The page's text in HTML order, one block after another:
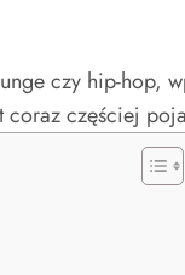
czy hip-
częściej